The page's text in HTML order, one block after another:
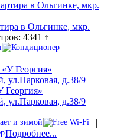
в Ольгинке, мкр.
4341 ↑
|
Георгия»
ул.Парковая, д.38/9
|
Подробнее...